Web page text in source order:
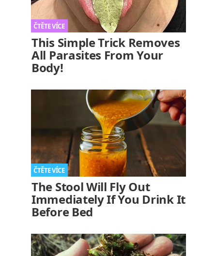
This Simple Trick Removes
All Parasites From Your
Body!
The Stool Will Fly Out
Immediately If You Drink It
Before Bed